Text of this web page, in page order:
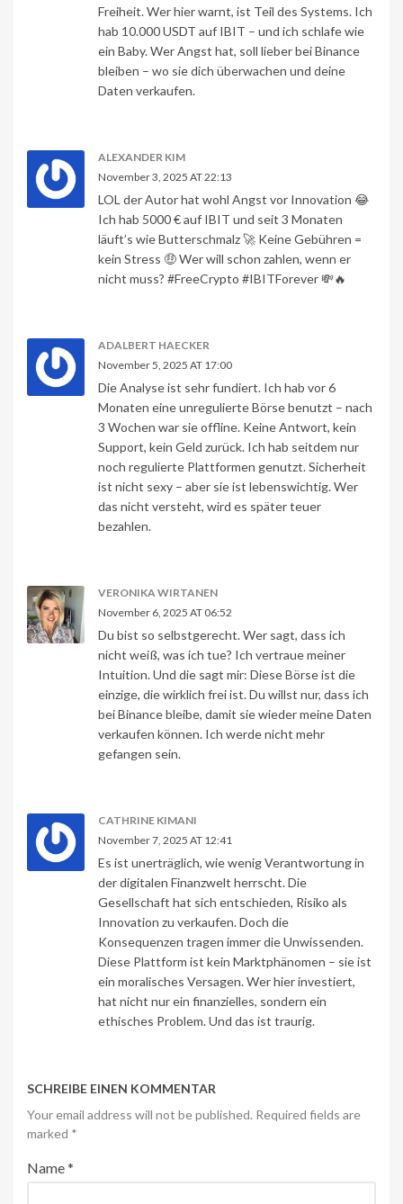
Freiheit. Wer hier warnt, ist Teil des Systems. Ich
hab 10.000 USDT auf IBIT – und ich schlafe wie
ein Baby. Wer Angst hat, soll lieber bei Binance
bleiben – wo sie dich überwachen und deine
Daten verkaufen.
ALEXANDER KIM
November 3, 2025 AT 22:13
LOL der Autor hat wohl Angst vor Innovation 😂
Ich hab 5000 € auf IBIT und seit 3 Monaten
läuft’s wie Butterschmalz 🚀 Keine Gebühren =
kein Stress 🤑 Wer will schon zahlen, wenn er
nicht muss? #FreeCrypto #IBITForever 💸🔥
ADALBERT HAECKER
November 5, 2025 AT 17:00
Die Analyse ist sehr fundiert. Ich hab vor 6
Monaten eine unregulierte Börse benutzt – nach
3 Wochen war sie offline. Keine Antwort, kein
Support, kein Geld zurück. Ich hab seitdem nur
noch regulierte Plattformen genutzt. Sicherheit
ist nicht sexy – aber sie ist lebenswichtig. Wer
das nicht versteht, wird es später teuer
bezahlen.
VERONIKA WIRTANEN
November 6, 2025 AT 06:52
Du bist so selbstgerecht. Wer sagt, dass ich
nicht weiß, was ich tue? Ich vertraue meiner
Intuition. Und die sagt mir: Diese Börse ist die
einzige, die wirklich frei ist. Du willst nur, dass ich
bei Binance bleibe, damit sie wieder meine Daten
verkaufen können. Ich werde nicht mehr
gefangen sein.
CATHRINE KIMANI
November 7, 2025 AT 12:41
Es ist unerträglich, wie wenig Verantwortung in
der digitalen Finanzwelt herrscht. Die
Gesellschaft hat sich entschieden, Risiko als
Innovation zu verkaufen. Doch die
Konsequenzen tragen immer die Unwissenden.
Diese Plattform ist kein Marktphänomen – sie ist
ein moralisches Versagen. Wer hier investiert,
hat nicht nur ein finanzielles, sondern ein
ethisches Problem. Und das ist traurig.
SCHREIBE EINEN KOMMENTAR
Your email address will not be published. Required fields are
marked *
Name*